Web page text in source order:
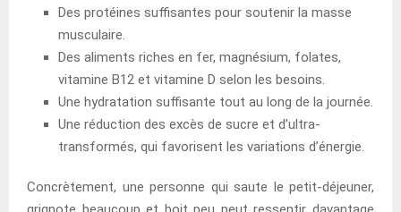
Des protéines suffisantes pour soutenir la masse
musculaire.
Des aliments riches en fer, magnésium, folates,
vitamine B12 et vitamine D selon les besoins.
Une hydratation suffisante tout au long de la journée.
Une réduction des excès de sucre et d’ultra-
transformés, qui favorisent les variations d’énergie.
Concrètement, une personne qui saute le petit-déjeuner,